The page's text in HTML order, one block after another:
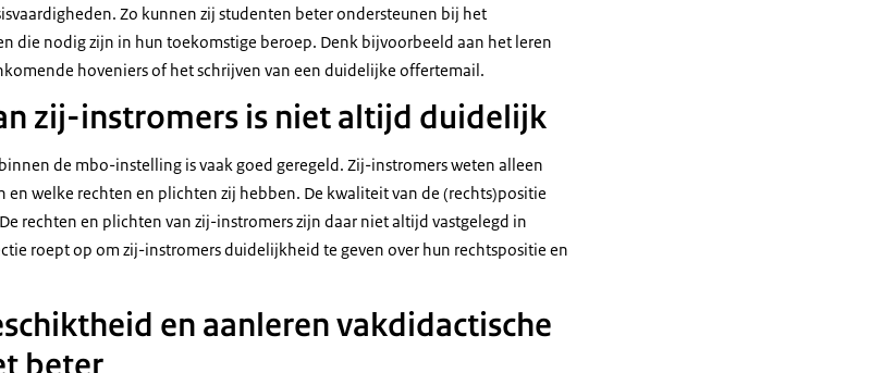
Zo kunnen zij studenten beter ondersteunen bij het
die nodig zijn in hun toekomstige beroep. Denk bijvoorbeeld aan het leren
hoveniers of het schrijven van een duidelijke offertemail.
zij-instromers is niet altijd duidelijk
de mbo-instelling is vaak goed geregeld. Zij-instromers weten alleen
welke rechten en plichten zij hebben. De kwaliteit van de (rechts)positie
rechten en plichten van zij-instromers zijn daar niet altijd vastgelegd in
roept op om zij-instromers duidelijkheid te geven over hun rechtspositie en
en aanleren vakdidactische